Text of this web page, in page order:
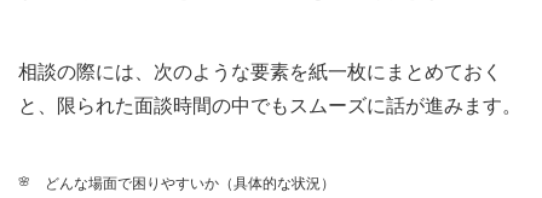
相談の際には、次のような要素を紙一枚にまとめておく
と、限られた面談時間の中でもスムーズに話が進みます。
どんな場面で困りやすいか（具体的な状況）